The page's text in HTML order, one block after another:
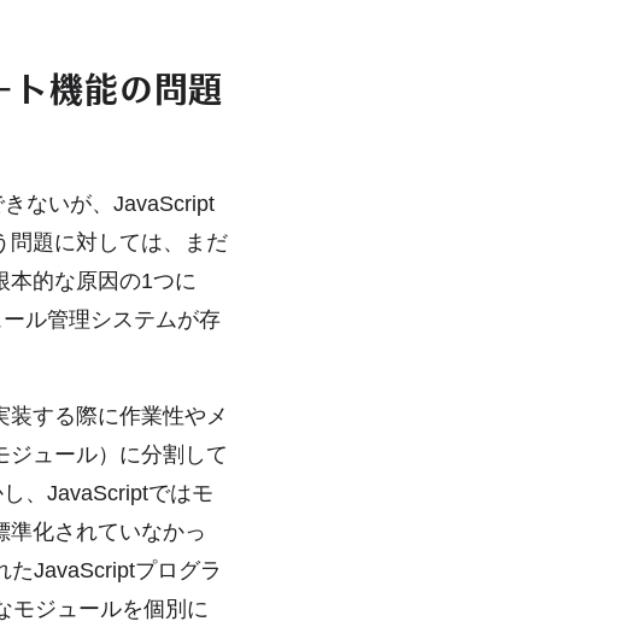
ト機能の問題
ないが、JavaScript
問題に対しては、まだ
本的な原因の1つに
ル管理システムが存
する際に作業性やメ
ジュール）に分割して
、JavaScriptではモ
準化されていなかっ
たJavaScriptプログラ
モジュールを個別に